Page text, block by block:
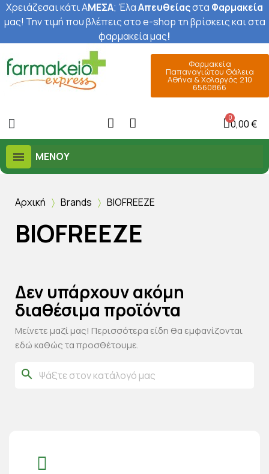
Χρειάζεσαι κάτι ΑΜΕΣΑ; ΈλαΑπευθείαςστα Φαρμακεία
μας! Την τιμή που βλέπεις στο e-shop τη βρίσκεις και στα
φαρμακεία μας!
Φαρμακεία
Παπαναγιώτου Θάλεια
Αθήνα & Χολαργός 210
6560866
0,00 €
ΜΕΝΟΎ
Αρχική Brands BIOFREEZE
BIOFREEZE
Δεν υπάρχουν ακόμη
διαθέσιμα προϊόντα
Μείνετε μαζί μας! Περισσότερα είδη θα εμφανίζονται
εδώ καθώς τα προσθέτουμε.
search